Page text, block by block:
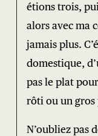
étions trois,
alors avec ma
jamais plus.
domestique,
pas le plat
rôti ou un
N’oubliez pas